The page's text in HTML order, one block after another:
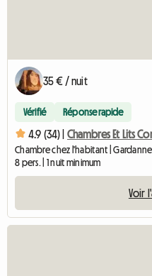
35 € / nuit
Vérifié Réponse rapide
4.9 (34) | Chambres Et Lits
Chambre chez l'habitant | Gardanne
8 pers. | 1 nuit minimum
Voir